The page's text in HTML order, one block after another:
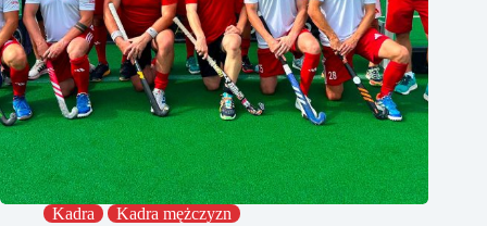
Kadra Kadra mężczyzn